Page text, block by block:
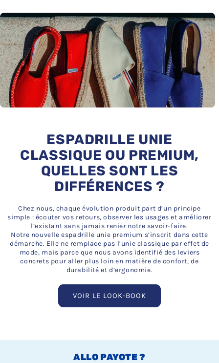
ESPADRILLE UNIE
CLASSIQUE OU PREMIUM,
QUELLES SONT LES
DIFFÉRENCES ?
Chez nous, chaque évolution produit part d’un principe
simple : écouter vos retours, observer les usages et améliorer
l’existant sans jamais renier notre savoir-faire.
Notre nouvelle espadrille unie premium s’inscrit dans cette
démarche. Elle ne remplace pas l’unie classique par effet de
mode, mais parce que nous avons identifié des leviers
concrets pour aller plus loin en matière de confort, de
durabilité et d’ergonomie.
VOIR LE LOOK-BOOK
ALLO PAYOTE ?